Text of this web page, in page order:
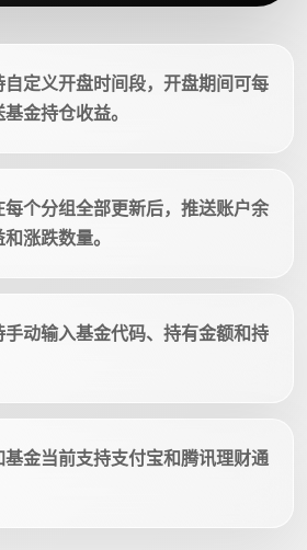
自定义开盘时间段，开盘期间可每
金持仓收益。
个分组全部更新后，推送账户余
涨跌数量。
动输入基金代码、持有金额和持
基金当前支持支付宝和腾讯理财通